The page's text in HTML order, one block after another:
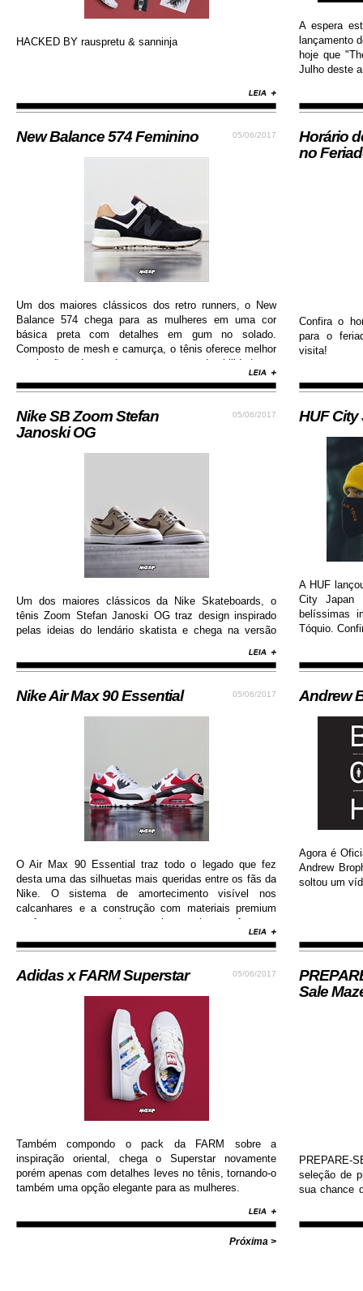
HACKED BY rauspretu & sanninja
05/06/2017
New Balance 574 Feminino
Um dos maiores clássicos dos retro runners, o New
Balance 574 chega para as mulheres em uma cor
básica preta com detalhes em gum no solado.
Composto de mesh e camurça, o tênis oferece melhor
respiração dos pés e garante durabilidade e
05/06/2017
Nike SB Zoom Stefan
Janoski OG
Um dos maiores clássicos da Nike Skateboards, o
tênis Zoom Stefan Janoski OG traz design inspirado
pelas ideias do lendário skatista e chega na versão
de solado de borracha que permite maior aderência.
05/06/2017
Nike Air Max 90 Essential
O Air Max 90 Essential traz todo o legado que fez
desta uma das silhuetas mais queridas entre os fãs da
Nike. O sistema de amortecimento visível nos
calcanhares e a construção com materiais premium
conferem ao sneaker muito mais conforto e
durabilidade, além de contar com colorway estilosa e
moderna...
05/06/2017
Adidas x FARM Superstar
Também compondo o pack da FARM sobre a
inspiração oriental, chega o Superstar novamente
porém apenas com detalhes leves no tênis, tornando-o
também uma opção elegante para as mulheres.
Próxima >
A espera
lançamento
hoje que
Julho deste
Horário
no
Confira o
para o
visita!
HUF City
A HUF
City Japan
belíssimas
Tóquio.
Andrew
Agora é
Andrew
soltou um
Sale
PREPARE-
seleção de
sua chance
Diamond,